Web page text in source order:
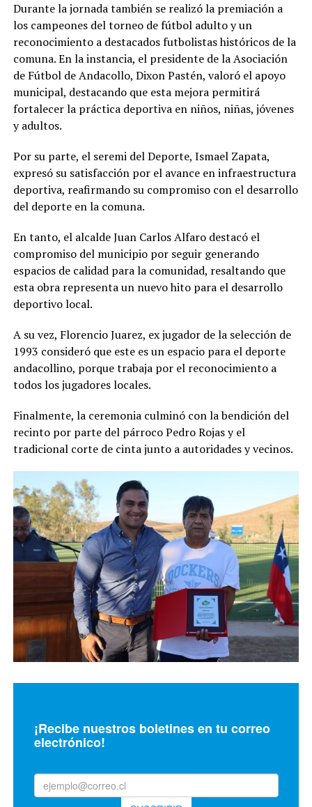
Durante la jornada también se realizó la premiación a
los campeones del torneo de fútbol adulto y un
reconocimiento a destacados futbolistas históricos de la
comuna. En la instancia, el presidente de la Asociación
de Fútbol de Andacollo, Dixon Pastén, valoró el apoyo
municipal, destacando que esta mejora permitirá
fortalecer la práctica deportiva en niños, niñas, jóvenes
y adultos.
Por su parte, el seremi del Deporte, Ismael Zapata,
expresó su satisfacción por el avance en infraestructura
deportiva, reafirmando su compromiso con el desarrollo
del deporte en la comuna.
En tanto, el alcalde Juan Carlos Alfaro destacó el
compromiso del municipio por seguir generando
espacios de calidad para la comunidad, resaltando que
esta obra representa un nuevo hito para el desarrollo
deportivo local.
A su vez, Florencio Juarez, ex jugador de la selección de
1993 consideró que este es un espacio para el deporte
andacollino, porque trabaja por el reconocimiento a
todos los jugadores locales.
Finalmente, la ceremonia culminó con la bendición del
recinto por parte del párroco Pedro Rojas y el
tradicional corte de cinta junto a autoridades y vecinos.